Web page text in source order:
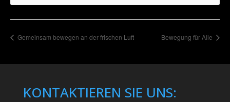
Gemeinsam bewegen an der frischen Luft Bewegung für Alle
KONTAKTIEREN SIE UNS: